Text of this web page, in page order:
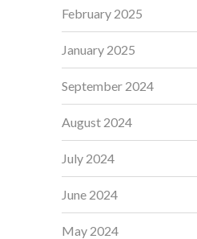
February 2025
January 2025
September 2024
August 2024
July 2024
June 2024
May 2024